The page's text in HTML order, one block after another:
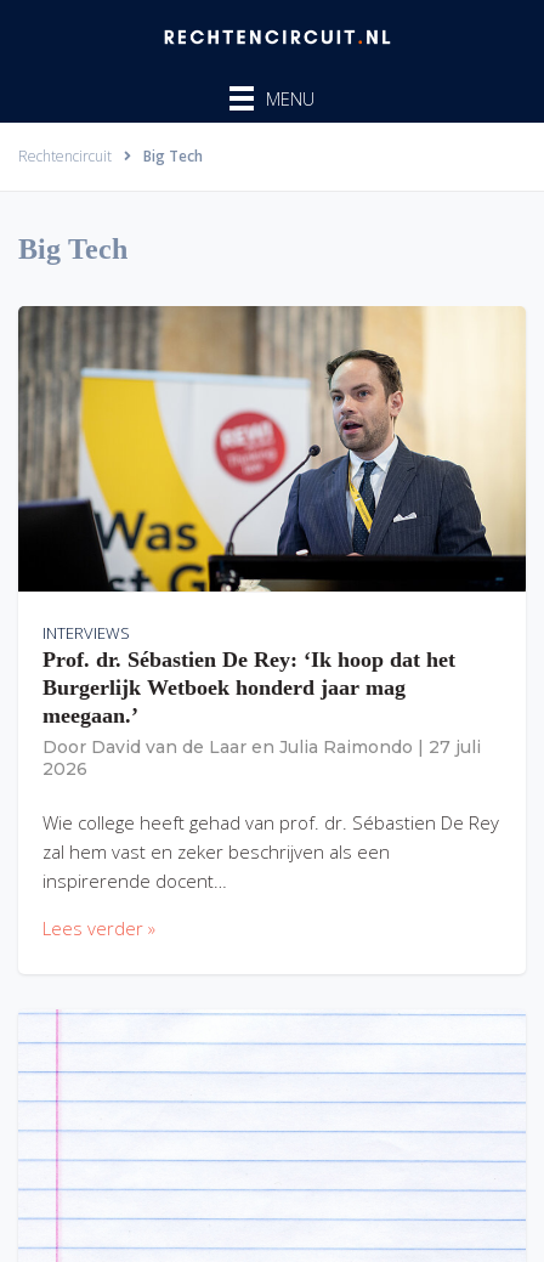
MENU
Rechtencircuit Big Tech
Big Tech
INTERVIEWS
Prof. dr. Sébastien De Rey: ‘Ik hoop dat het
Burgerlijk Wetboek honderd jaar mag
meegaan.’
Door David van de Laar en Julia Raimondo
27 juli
2026
Wie college heeft gehad van prof. dr. Sébastien De Rey
zal hem vast en zeker beschrijven als een
inspirerende docent…
Lees verder »